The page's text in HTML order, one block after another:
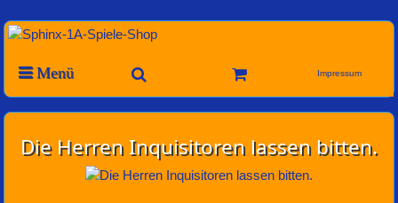
Menü Impressum
Die Herren Inquisitoren lassen bitten.